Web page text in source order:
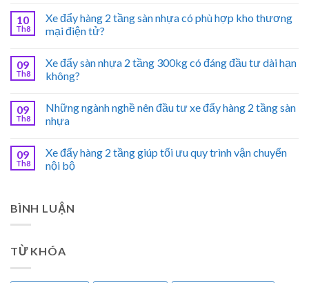
10
Th8
Xe đẩy hàng 2 tầng sàn nhựa có phù hợp kho thương
mại điện tử?
09
Th8
Xe đẩy sàn nhựa 2 tầng 300kg có đáng đầu tư dài hạn
không?
09
Th8
Những ngành nghề nên đầu tư xe đẩy hàng 2 tầng sàn
nhựa
09
Th8
Xe đẩy hàng 2 tầng giúp tối ưu quy trình vận chuyển
nội bộ
BÌNH LUẬN
TỪ KHÓA